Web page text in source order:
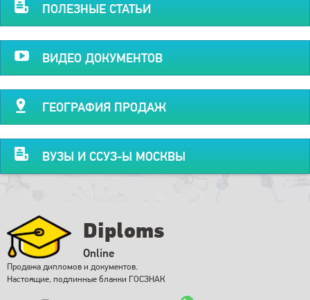
ПОЛЕЗНЫЕ СТАТЬИ
ВИДЕО ДОКУМЕНТОВ
ГЕОГРАФИЯ ПРОДАЖ
ВУЗЫ И ССУЗ-Ы МОСКВЫ
Diploms
Online
Продажа дипломов и документов.
Настоящие, подлинные бланки ГОСЗНАК